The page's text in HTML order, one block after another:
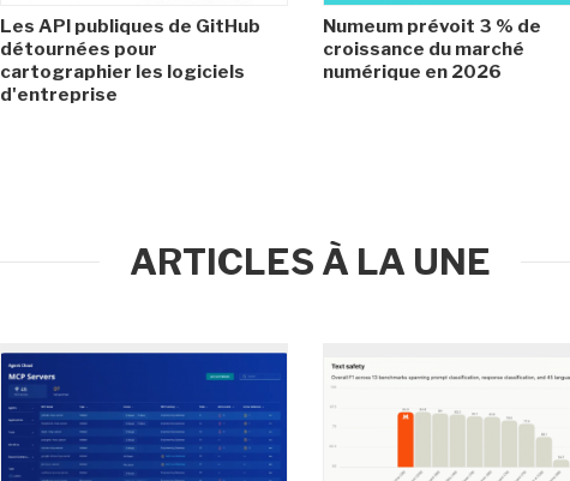
Les API publiques de GitHub
détournées pour
cartographier les logiciels
d'entreprise
Numeum prévoit 3 % de
croissance du marché
numérique en 2026
ARTICLES À LA UNE